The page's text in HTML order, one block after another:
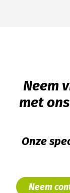
Neem
met
Onze
Neem